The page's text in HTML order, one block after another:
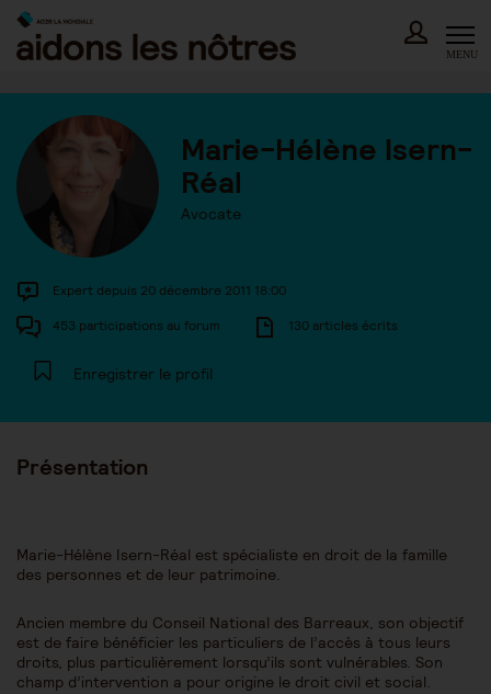
Skip
content
MENU
Marie-Hélène Isern-
Réal
Avocate
Expert depuis 20 décembre 2011 18:00
453 participations au forum 130 articles écrits
Enregistrer le profil
Présentation
Marie-Hélène Isern-Réal est spécialiste en droit de la famille
des personnes et de leur patrimoine.
Ancien membre du Conseil National des Barreaux, son objectif
est de faire bénéficier les particuliers de l’accès à tous leurs
droits, plus particulièrement lorsqu’ils sont vulnérables. Son
champ d’intervention a pour origine le droit civil et social.